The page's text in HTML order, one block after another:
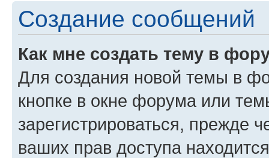
Создание сообщений
Как мне создать тему в
Для создания новой темы в
кнопке в окне форума или
зарегистрироваться, прежде
ваших прав доступа